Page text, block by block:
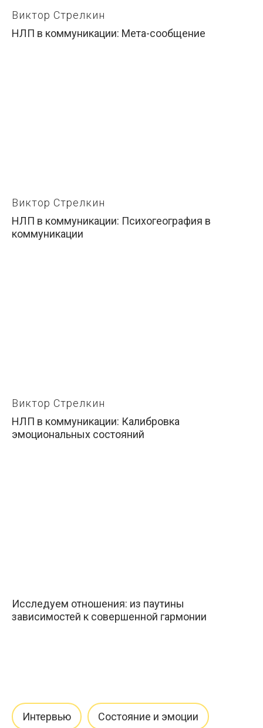
Виктор Стрелкин
НЛП в коммуникации: Мета-сообщение
Виктор Стрелкин
НЛП в коммуникации: Психогеография в
коммуникации
Виктор Стрелкин
НЛП в коммуникации: Калибровка
эмоциональных состояний
Исследуем отношения: из паутины
зависимостей к совершенной гармонии
Интервью Состояние и эмоции